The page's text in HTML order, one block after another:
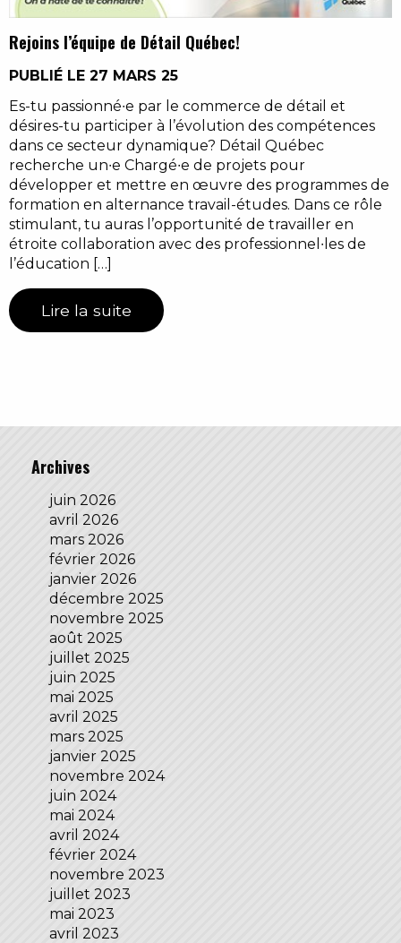
Rejoins l’équipe de Détail Québec!
PUBLIÉ LE 27 MARS 25
Es-tu passionné∙e par le commerce de détail et
désires-tu participer à l’évolution des compétences
dans ce secteur dynamique? Détail Québec
recherche un∙e Chargé∙e de projets pour
développer et mettre en œuvre des programmes de
formation en alternance travail-études. Dans ce rôle
stimulant, tu auras l’opportunité de travailler en
étroite collaboration avec des professionnel∙les de
l’éducation […]
Lire la suite
Archives
juin 2026
avril 2026
mars 2026
février 2026
janvier 2026
décembre 2025
novembre 2025
août 2025
juillet 2025
juin 2025
mai 2025
avril 2025
mars 2025
janvier 2025
novembre 2024
juin 2024
mai 2024
avril 2024
février 2024
novembre 2023
juillet 2023
mai 2023
avril 2023